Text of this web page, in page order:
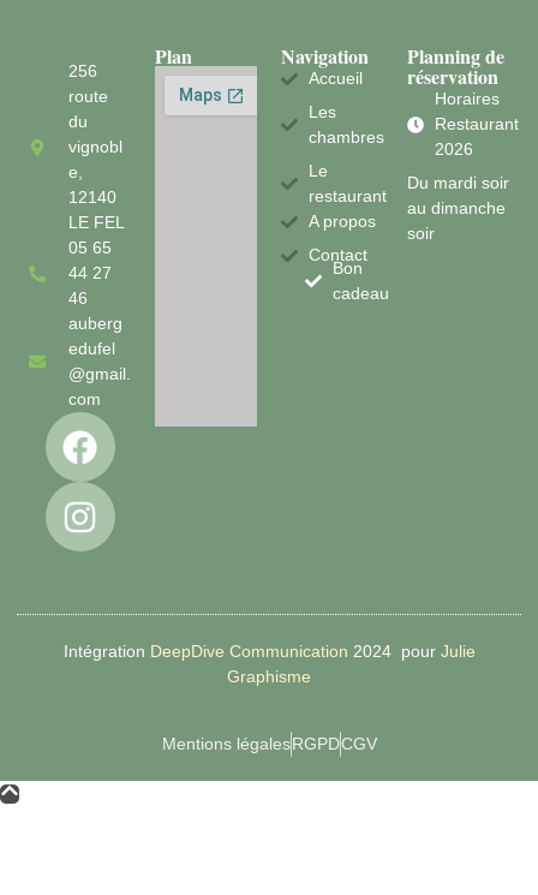
256
route
du
vignobl
e,
12140
LE FEL
05 65
44 27
46
auberg
edufel
@gmail.
com
Plan Navigation
Accueil
Les
chambres
Le
restaurant
A propos
Contact
Bon
cadeau
Planning de
réservation
Horaires
Restaurant
2026
Du mardi soir
au dimanche
soir
Intégration DeepDive Communication 2024 pour Julie
Graphisme
Mentions légalesRGPDCGV